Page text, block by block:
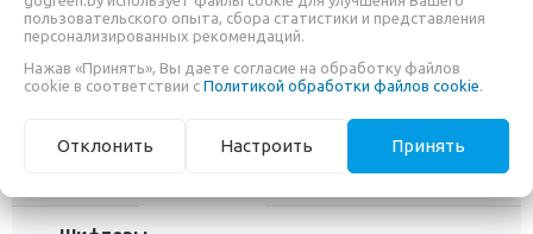
?
Система шатунов FWD, 28T, cтальная
KMC C410
пользовательского опыта, сбора статистики и представления
персонализированных рекомендаций.
Нажав «Принять», Вы даете согласие на обработку файлов
cookie в соответствии с Политикой обработки файлов cookie.
Отклонить Настроить Принять